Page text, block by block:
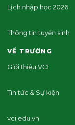
Lịch nhập học 2026
Thông tin tuyển sinh
VỀ TRƯỜNG
Giới thiệu VCI
Tin tức & Sự kiện
vci.edu.vn